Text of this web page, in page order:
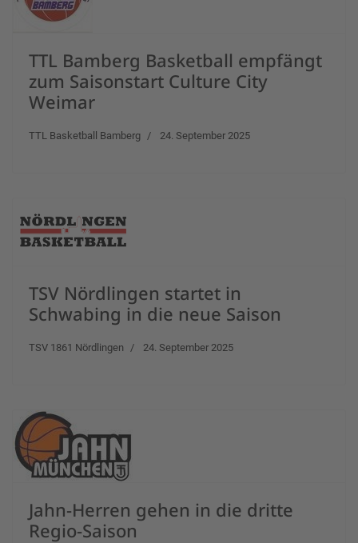
TTL Bamberg Basketball empfängt
zum Saisonstart Culture City
Weimar
TTL Basketball Bamberg 24. September 2025
TSV Nördlingen startet in
Schwabing in die neue Saison
TSV 1861 Nördlingen 24. September 2025
Jahn-Herren gehen in die dritte
Regio-Saison